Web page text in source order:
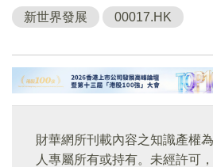
新世界發展 00017.HK
財華網所刊載內容之知識產權
人專屬所有或持有。未經許可